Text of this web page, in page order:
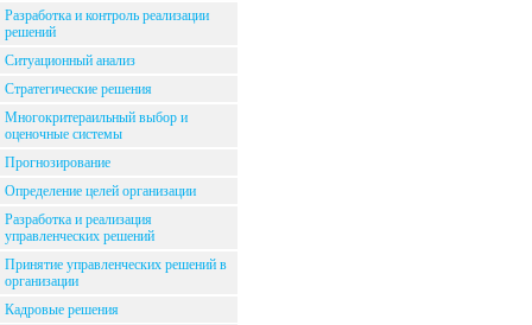
Разработка и контроль реализации
решений
Ситуационный анализ
Стратегические решения
Многокритераильный выбор и
оценочные системы
Прогнозирование
Определение целей организации
Разработка и реализация
управленческих решений
Принятие управленческих решений в
организации
Кадровые решения